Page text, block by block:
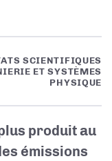
SCIENTIFIQUES
ET SYSTÈMES
PHYSIQUE
produit au
émissions